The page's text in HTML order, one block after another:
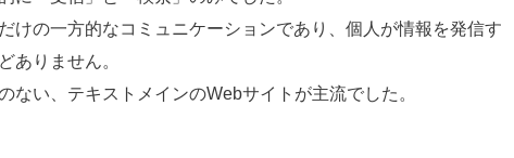
けの一方的なコミュニケーションであり、個人が情報を発信す
ありません。
ない、テキストメインのWebサイトが主流でした。